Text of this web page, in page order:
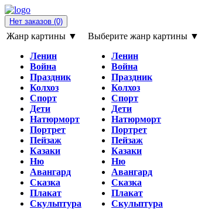
Нет заказов (0)
Жанр картины ▼
Ленин
Война
Праздник
Колхоз
Спорт
Дети
Натюрморт
Портрет
Пейзаж
Казаки
Ню
Авангард
Сказка
Плакат
Скульптура
Выберите жанр картины ▼
Ленин
Война
Праздник
Колхоз
Спорт
Дети
Натюрморт
Портрет
Пейзаж
Казаки
Ню
Авангард
Сказка
Плакат
Скульптура